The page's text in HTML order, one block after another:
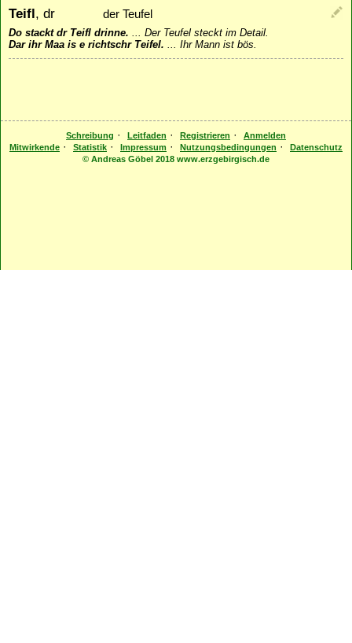
Teifl, dr der Teufel
Do stackt dr Teifl drinne. ... Der Teufel steckt im Detail.
Dar ihr Maa is e richtschr Teifel. ... Ihr Mann ist bös.
Schreibung · Leitfaden · Registrieren ·
Anmelden
Mitwirkende · Statistik · Impressum · Nutzungsbedingungen ·
Datenschutz
© Andreas Göbel 2018 www.erzgebirgisch.de